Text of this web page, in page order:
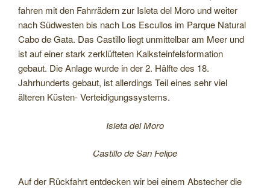
fahren mit den Fahrrädern zur Isleta del Moro und weiter
nach Südwesten bis nach Los Escullos im Parque Natural
Cabo de Gata. Das Castillo liegt unmittelbar am Meer und
ist auf einer stark zerklüfteten Kalksteinfelsformation
gebaut. Die Anlage wurde in der 2. Hälfte des 18.
Jahrhunderts gebaut, ist allerdings Teil eines sehr viel
älteren Küsten- Verteidigungssystems.
Isleta del Moro
Castillo de San Felipe
Auf der Rückfahrt entdecken wir bei einem Abstecher die